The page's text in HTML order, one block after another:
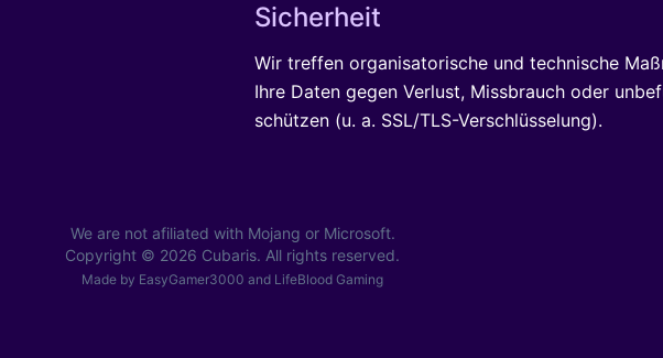
Sicherheit
Wir treffen organisatorische und technische
Ihre Daten gegen Verlust, Missbrauch oder
schützen (u. a. SSL/TLS-Verschlüsselung).
We are not afiliated with Mojang or Microsoft.
Copyright © 2026 Cubaris. All rights reserved.
Made by EasyGamer3000 and LifeBlood Gaming